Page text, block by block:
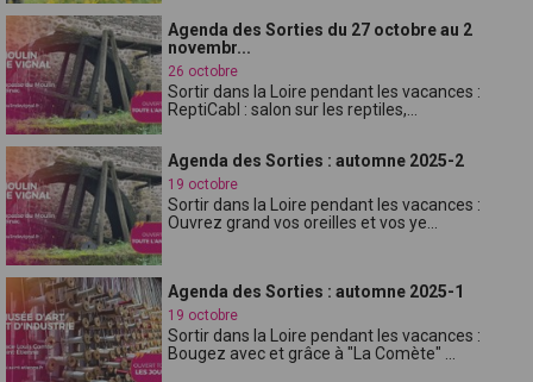
Agenda des Sorties du 27 octobre au 2
novembr...
26 octobre
Sortir dans la Loire pendant les vacances :
ReptiCabl : salon sur les reptiles,...
Agenda des Sorties : automne 2025-2
19 octobre
Sortir dans la Loire pendant les vacances :
Ouvrez grand vos oreilles et vos ye...
Agenda des Sorties : automne 2025-1
19 octobre
Sortir dans la Loire pendant les vacances :
Bougez avec et grâce à "La Comète" ...